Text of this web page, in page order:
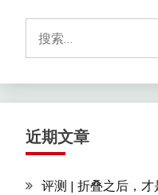
航
索：
近期文章
评测 | 折叠之后，